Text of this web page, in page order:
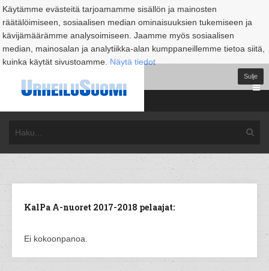
Käytämme evästeitä tarjoamamme sisällön ja mainosten
räätälöimiseen, sosiaalisen median ominaisuuksien tukemiseen ja
kävijämäärämme analysoimiseen. Jaamme myös sosiaalisen
median, mainosalan ja analytiikka-alan kumppaneillemme tietoa siitä,
kuinka käytät sivustoamme. Näytä tiedot
Sulje
KalPa A-nuoret 2017-2018 pelaajat:
Ei kokoonpanoa.